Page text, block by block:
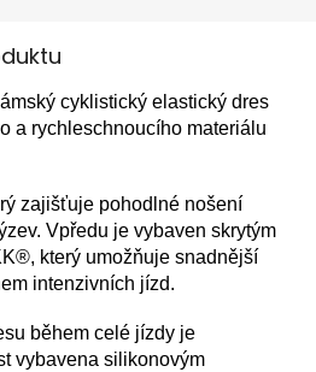
cyklistický elastický dres
a rychleschnoucího materiálu
zajišťuje pohodlné nošení
Vpředu je vybaven skrytým
který umožňuje snadnější
intenzivních jízd.
během celé jízdy je
vybavena silikonovým